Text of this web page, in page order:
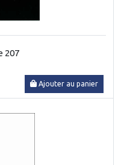
207
Ajouter au panier